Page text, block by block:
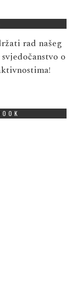
rad našeg
o